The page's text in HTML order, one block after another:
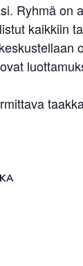
Ryhmä on
kaikkiin